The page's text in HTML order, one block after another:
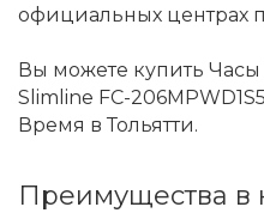
официальных центрах
Вы можете купить
Slimline FC-
Время в Тольятти.
Преимущества в